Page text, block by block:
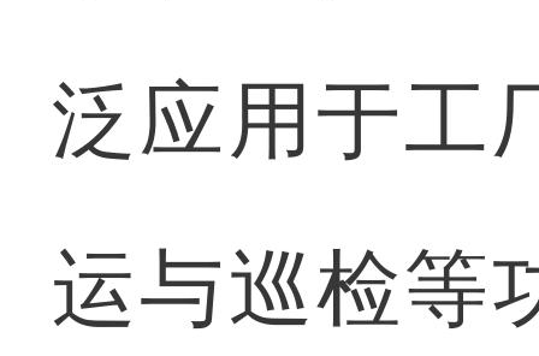
泛应用于工
运与巡检等